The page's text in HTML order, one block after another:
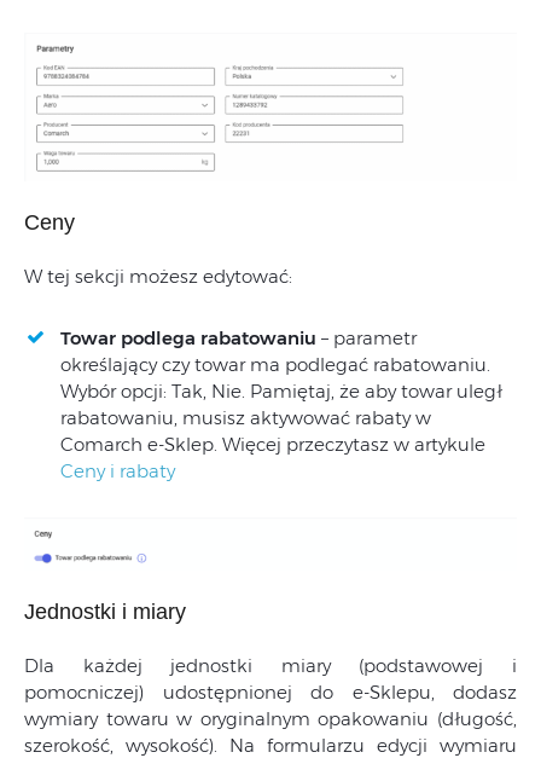
Ceny
W tej sekcji możesz edytować:
Towar podlega rabatowaniu – parametr
określający czy towar ma podlegać rabatowaniu.
Wybór opcji: Tak, Nie. Pamiętaj, że aby towar uległ
rabatowaniu, musisz aktywować rabaty w
Comarch e‑Sklep. Więcej przeczytasz w artykule
Ceny i rabaty
Jednostki i miary
Dla każdej jednostki miary (podstawowej i
pomocniczej) udostępnionej do e-Sklepu, dodasz
wymiary towaru w oryginalnym opakowaniu (długość,
szerokość, wysokość). Na formularzu edycji wymiaru